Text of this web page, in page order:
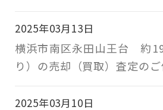
2025年03月13日
横浜市南区永田山王台 約
り）の売却（買取）査定の
2025年03月10日